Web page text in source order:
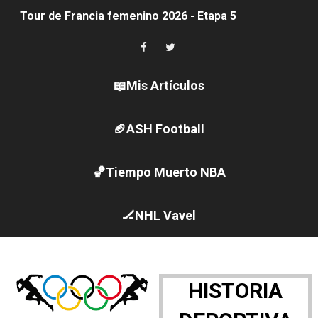
Tour de Francia femenino 2026 - Etapa 5
Women's Pro Baseball League 2026
Campeonato de Europa en aguas abiertas 2026
Canadá Open 2026
Mundial de MotoGP 2026 - GP Gran Bretaña
Canadian Elite Basketball League
Canadian Football League 2026 - Week 10
EFA y AFLE 2026 - Regular season
📖Mis Artículos
🏈ASH Football
🏀Tiempo Muerto NBA
🏒NHL Vavel
HISTORIA